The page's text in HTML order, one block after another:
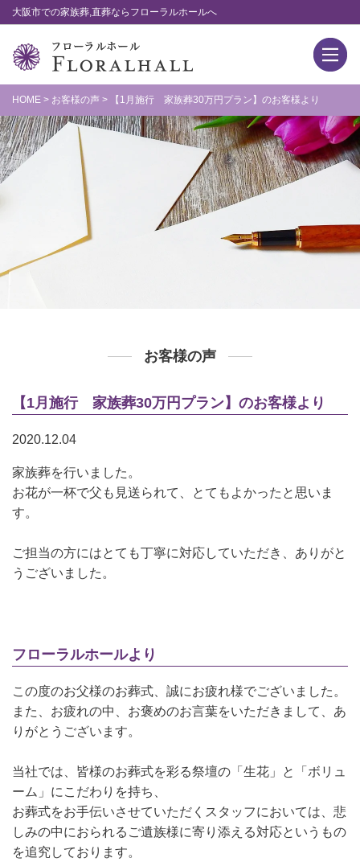
大阪市での家族葬,直葬ならフローラルホールへ
HOME > お客様の声 > 【1月施行 家族葬30万円プラン】のお客様より
お客様の声
【1月施行 家族葬30万円プラン】のお客様より
2020.12.04
家族葬を行いました。
お花が一杯で父も見送られて、とてもよかったと思いま
す。
ご担当の方にはとても丁寧に対応していただき、ありがと
うございました。
フローラルホールより
この度のお父様のお葬式、誠にお疲れ様でございました。
また、お疲れの中、お褒めのお言葉をいただきまして、あ
りがとうございます。
当社では、皆様のお葬式を彩る祭壇の「生花」と「ボリュ
ーム」にこだわりを持ち、
お葬式をお手伝いさせていただくスタッフにおいては、悲
しみの中におられるご遺族様に寄り添える対応というもの
を追究しております。